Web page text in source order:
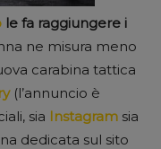
le fa raggiungere i
ne misura meno
carabina tattica
(l’annuncio è
sia Instagram sia
dedicata sul sito